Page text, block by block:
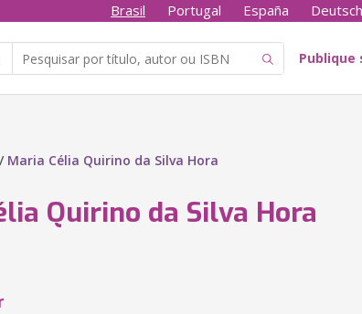
Brasil Portugal España
Publique
/ Maria Célia Quirino da Silva Hora
Quirino da Silva Hora